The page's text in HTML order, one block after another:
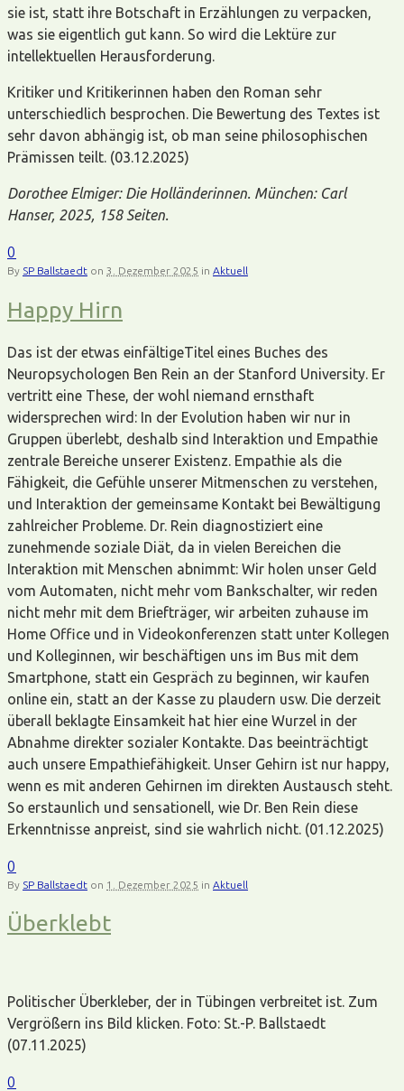
sie ist, statt ihre Botschaft in Erzählungen zu verpacken,
was sie eigentlich gut kann. So wird die Lektüre zur
intellektuellen Herausforderung.
Kritiker und Kritikerinnen haben den Roman sehr
unterschiedlich besprochen. Die Bewertung des Textes ist
sehr davon abhängig ist, ob man seine philosophischen
Prämissen teilt. (03.12.2025)
Dorothee Elmiger: Die Holländerinnen. München: Carl
Hanser, 2025, 158 Seiten.
0
By SP Ballstaedt on 3. Dezember 2025 in Aktuell
Happy Hirn
Das ist der etwas einfältigeTitel eines Buches des
Neuropsychologen Ben Rein an der Stanford University. Er
vertritt eine These, der wohl niemand ernsthaft
widersprechen wird: In der Evolution haben wir nur in
Gruppen überlebt, deshalb sind Interaktion und Empathie
zentrale Bereiche unserer Existenz. Empathie als die
Fähigkeit, die Gefühle unserer Mitmenschen zu verstehen,
und Interaktion der gemeinsame Kontakt bei Bewältigung
zahlreicher Probleme. Dr. Rein diagnostiziert eine
zunehmende soziale Diät, da in vielen Bereichen die
Interaktion mit Menschen abnimmt: Wir holen unser Geld
vom Automaten, nicht mehr vom Bankschalter, wir reden
nicht mehr mit dem Briefträger, wir arbeiten zuhause im
Home Office und in Videokonferenzen statt unter Kollegen
und Kolleginnen, wir beschäftigen uns im Bus mit dem
Smartphone, statt ein Gespräch zu beginnen, wir kaufen
online ein, statt an der Kasse zu plaudern usw. Die derzeit
überall beklagte Einsamkeit hat hier eine Wurzel in der
Abnahme direkter sozialer Kontakte. Das beeinträchtigt
auch unsere Empathiefähigkeit. Unser Gehirn ist nur happy,
wenn es mit anderen Gehirnen im direkten Austausch steht.
So erstaunlich und sensationell, wie Dr. Ben Rein diese
Erkenntnisse anpreist, sind sie wahrlich nicht. (01.12.2025)
0
By SP Ballstaedt on 1. Dezember 2025 in Aktuell
Überklebt
Politischer Überkleber, der in Tübingen verbreitet ist. Zum
Vergrößern ins Bild klicken. Foto: St.-P. Ballstaedt
(07.11.2025)
0